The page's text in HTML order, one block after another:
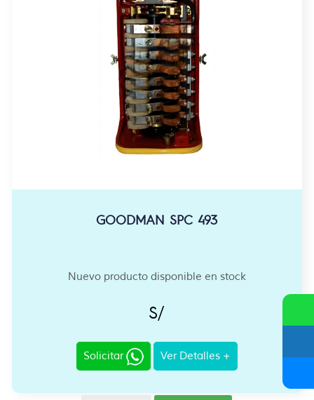
GOODMAN SPC 493
Nuevo producto disponible en stock
S/
Solicitar Ver Detalles +